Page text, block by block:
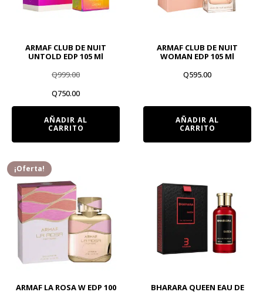
ARMAF CLUB DE NUIT
UNTOLD EDP 105 Ml
Q999.00
El
original
Q999.00.
Q750.00El
actual
AÑADIR AL
CARRITO
ARMAF CLUB DE NUIT
WOMAN EDP 105 Ml
Q595.00
AÑADIR AL
CARRITO
¡Oferta!
ARMAF LA ROSA W EDP 100
BHARARA QUEEN EAU DE